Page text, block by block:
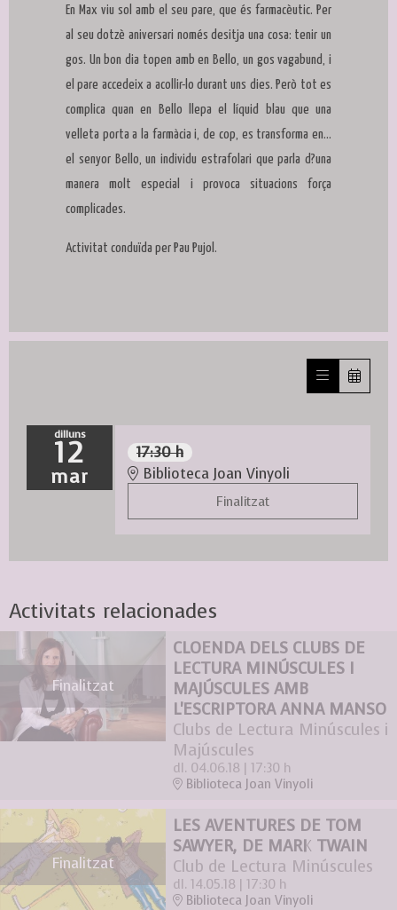
En Max viu sol amb el seu pare, que és farmacèutic. Per
al seu dotzè aniversari només desitja una cosa: tenir un
gos. Un bon dia topen amb en Bello, un gos vagabund, i
el pare accedeix a acollir-lo durant uns dies. Però tot es
complica quan en Bello llepa el líquid blau que una
velleta porta a la farmàcia i, de cop, es transforma en...
el senyor Bello, un individu estrafolari que parla d?una
manera molt especial i provoca situacions força
complicades.
Activitat conduïda per Pau Pujol.
dilluns
12
mar
17:30 h
Biblioteca Joan Vinyoli
Finalitzat
Activitats relacionades
Finalitzat
CLOENDA DELS CLUBS DE
LECTURA MINÚSCULES I
MAJÚSCULES AMB
L'ESCRIPTORA ANNA MANSO
Clubs de Lectura Minúscules i
Majúscules
dl. 04.06.18 | 17:30 h
Biblioteca Joan Vinyoli
Finalitzat
LES AVENTURES DE TOM
SAWYER, DE MARK TWAIN
Club de Lectura Minúscules
dl. 14.05.18 | 17:30 h
Biblioteca Joan Vinyoli